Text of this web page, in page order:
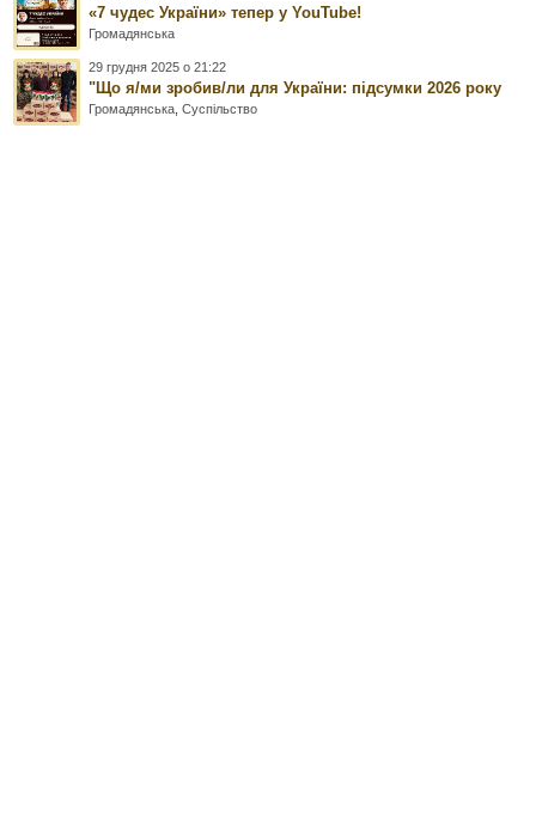
«7 чудес України» тепер у YouTube!
Громадянська
29 грудня 2025 о 21:22
"Що я/ми зробив/ли для України: підсумки 2026 року
Громадянська ,Суспільство